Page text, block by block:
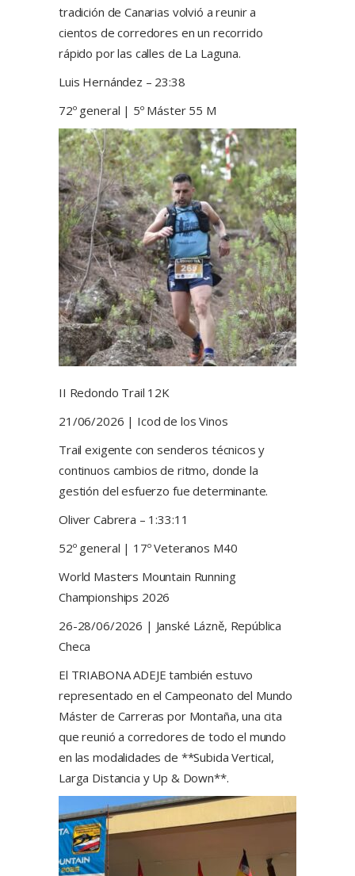
tradición de Canarias volvió a reunir a
cientos de corredores en un recorrido
rápido por las calles de La Laguna.
Luis Hernández – 23:38
72º general | 5º Máster 55 M
II Redondo Trail 12K
21/06/2026 | Icod de los Vinos
Trail exigente con senderos técnicos y
continuos cambios de ritmo, donde la
gestión del esfuerzo fue determinante.
Oliver Cabrera – 1:33:11
52º general | 17º Veteranos M40
World Masters Mountain Running
Championships 2026
26-28/06/2026 | Janské Lázně, República
Checa
El TRIABONA ADEJE también estuvo
representado en el Campeonato del Mundo
Máster de Carreras por Montaña, una cita
que reunió a corredores de todo el mundo
en las modalidades de **Subida Vertical,
Larga Distancia y Up & Down**.